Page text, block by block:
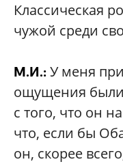
Классическая
чужой среди
М.И.:У меня
ощущения были
с того, что он
что, если бы
он, скорее